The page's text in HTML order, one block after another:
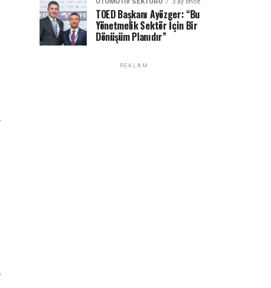
TOED Başkanı Ayözger: “Bu
Yönetmelik Sektör İçin Bir
Dönüşüm Planıdır”
REKLAM